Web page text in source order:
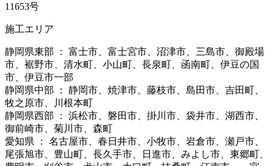
11653号
施工エリア
静岡県東部 ： 富士市、富士宮市、沼津市、三島市、御殿場
市、裾野市、清水町、小山町、長泉町、函南町、伊豆の国
市、伊豆市一部
静岡県中部 ： 静岡市、焼津市、藤枝市、島田市、吉田町、
牧之原市、川根本町
静岡県西部 ： 浜松市、磐田市、掛川市、袋井市、湖西市、
御前崎市、菊川市、森町
愛知県 ： 名古屋市、春日井市、小牧市、岩倉市、瀬戸市、
尾張旭市、豊山町、長久手市、日進市、みよし市、東郷町、